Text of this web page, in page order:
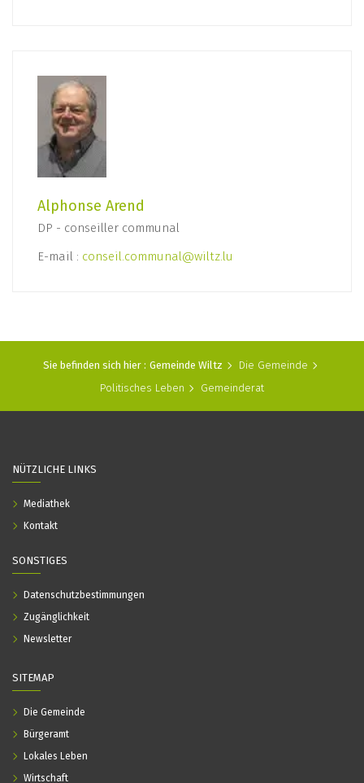
Alphonse Arend
DP - conseiller communal
E-mail : conseil.communal@wiltz.lu
Sie befinden sich hier : Gemeinde Wiltz
Die Gemeinde
Politisches Leben
Gemeinderat
SITEMAP
Die Gemeinde
Bürgeramt
Lokales Leben
Wirtschaft
NÜTZLICHE LINKS
Mediathek
Kontakt
SONSTIGES
Datenschutzbestimmungen
Zugänglichkeit
Newsletter